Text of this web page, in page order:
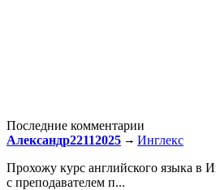
Последние комментарии
Александр22112025
Инглекс
Прохожу курс английского языка в
с преподавателем п...